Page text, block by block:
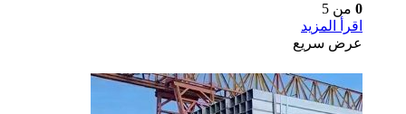
0 من 5
اقرأ المزيد
عرض سريع